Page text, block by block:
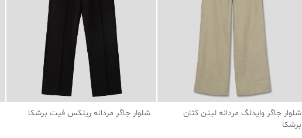
شلوار جاگر وایدلگ مردانه لینن کتان
برشکا
شلوار جاگر مردانه ریلکس فیت برشکا